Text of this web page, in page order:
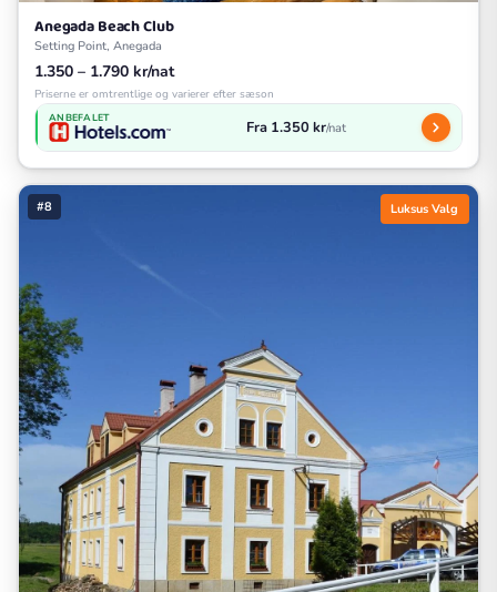
Anegada Beach Club
Setting Point, Anegada
1.350 – 1.790 kr/nat
Priserne er omtrentlige og varierer efter sæson
ANBEFALET Fra 1.350 kr/nat
#8 Luksus Valg